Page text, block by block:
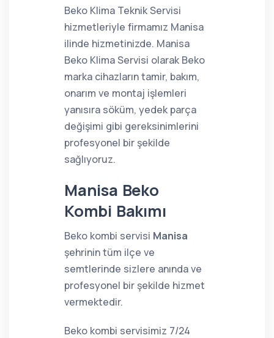
Beko Klima Teknik Servisi
hizmetleriyle firmamız Manisa
ilinde hizmetinizde. Manisa
Beko Klima Servisi olarak Beko
marka cihazların tamir, bakım,
onarım ve montaj işlemleri
yanısıra söküm, yedek parça
değişimi gibi gereksinimlerini
profesyonel bir şekilde
sağlıyoruz.
Manisa Beko
Kombi Bakımı
Beko kombi servisi Manisa
şehrinin tüm ilçe ve
semtlerinde sizlere anında ve
profesyonel bir şekilde hizmet
vermektedir.
Beko kombi servisimiz 7/24